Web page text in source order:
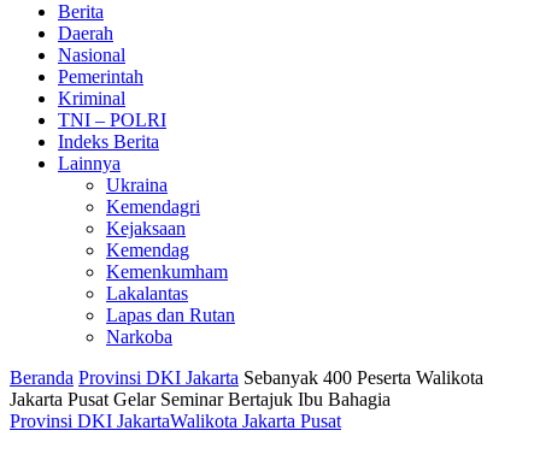
Berita
Daerah
Nasional
Pemerintah
Kriminal
TNI – POLRI
Indeks Berita
Lainnya
Ukraina
Kemendagri
Kejaksaan
Kemendag
Kemenkumham
Lakalantas
Lapas dan Rutan
Narkoba
Beranda Provinsi DKI Jakarta Sebanyak 400 Peserta Walikota
Jakarta Pusat Gelar Seminar Bertajuk Ibu Bahagia
Provinsi DKI JakartaWalikota Jakarta Pusat